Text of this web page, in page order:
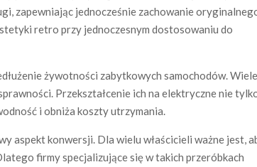
zapewniając jednocześnie zachowanie
retro przy jednoczesnym dostosowaniu do
żywotności zabytkowych samochodów.
Przekształcenie ich na elektryczne nie
i obniża koszty utrzymania.
aspekt konwersji. Dla wielu właścicieli ważne jest,
firmy specjalizujące się w takich przeróbkach